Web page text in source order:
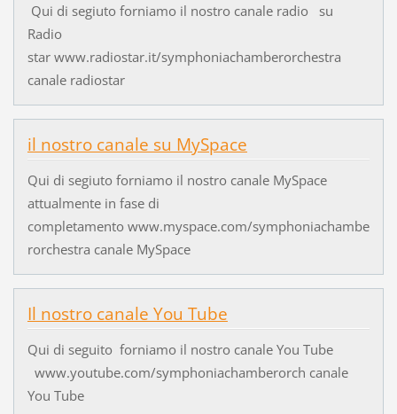
Qui di segiuto forniamo il nostro canale radio su
Radio
star www.radiostar.it/symphoniachamberorchestra
canale radiostar
il nostro canale su MySpace
Qui di segiuto forniamo il nostro canale MySpace
attualmente in fase di
completamento www.myspace.com/symphoniachambe
rorchestra canale MySpace
Il nostro canale You Tube
Qui di seguito forniamo il nostro canale You Tube
www.youtube.com/symphoniachamberorch canale
You Tube